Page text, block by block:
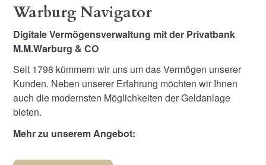
Warburg Navigator
Digitale Vermögensverwaltung mit der Privatbank
M.M.Warburg & CO
Seit 1798 kümmern wir uns um das Vermögen unserer
Kunden. Neben unserer Erfahrung möchten wir Ihnen
auch die modernsten Möglichkeiten der Geldanlage
bieten.
Mehr zu unserem Angebot: